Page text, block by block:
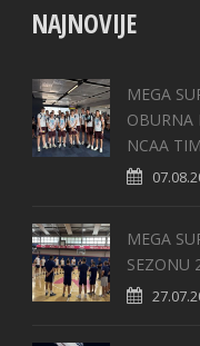
NAJNOVIJE
MEGA
OBURNA
NCAA
MEGA
SEZONU